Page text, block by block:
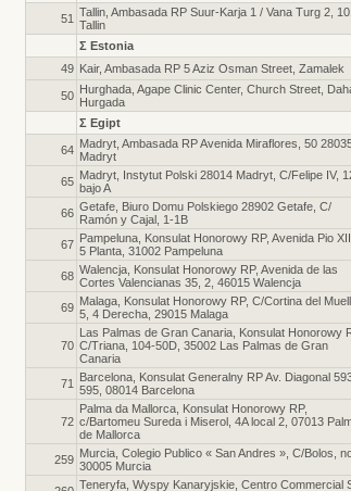
51 Tallin, Ambasada RP Suur-Karja 1 / Vana Turg 2,
Tallin
Σ Estonia
49 Kair, Ambasada RP 5 Aziz Osman Street, Zamalek
50 Hurghada, Agape Clinic Center, Church Street,
Hurgada
Σ Egipt
64 Madryt, Ambasada RP Avenida Miraflores, 50
Madryt
65 Madryt, Instytut Polski 28014 Madryt, C/Felipe IV,
bajo A
66 Getafe, Biuro Domu Polskiego 28902 Getafe, C/
Ramón y Cajal, 1-1B
67 Pampeluna, Konsulat Honorowy RP, Avenida Pio XII
5 Planta, 31002 Pampeluna
68 Walencja, Konsulat Honorowy RP, Avenida de las
Cortes Valencianas 35, 2, 46015 Walencja
69 Malaga, Konsulat Honorowy RP, C/Cortina del
5, 4 Derecha, 29015 Malaga
70
Las Palmas de Gran Canaria, Konsulat Honorowy
C/Triana, 104-50D, 35002 Las Palmas de Gran
Canaria
71
Barcelona, Konsulat Generalny RP Av. Diagonal
595, 08014 Barcelona
72
Palma da Mallorca, Konsulat Honorowy RP,
c/Bartomeu Sureda i Miserol, 4A local 2, 07013
de Mallorca
259 Murcia, Colegio Publico « San Andres », C/Bolos,
30005 Murcia
Teneryfa, Wyspy Kanaryjskie, Centro Commercial